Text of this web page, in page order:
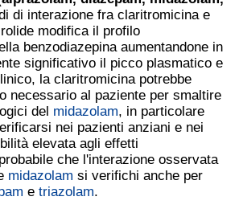
di interazione fra claritromicina e
modifica il profilo
benzodiazepina aumentandone in
significativo il picco plasmatico e
la claritromicina potrebbe
necessario al paziente per smaltire
del midazolam, in particolare
nei pazienti anziani e nei
elevata agli effetti
che l'interazione osservata
midazolam si verifichi anche per
e triazolam.